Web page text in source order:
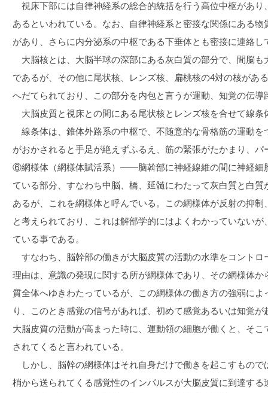
視床下部には自律神経系の総合的統括を行う高位中枢があり
あるといわれている。なお、自律神経系と密接な関係にある
があり、さらに内分泌系の中枢である下垂体とも密接に連絡し
大脳核とは、大脳半球の深部にある灰白質の部分で、間脳も
であるが、その他に尾状核、レンズ核、扁桃核の4対の核があ
へだてられており、この部分を内包と言うが運動、知覚の伝
大脳皮質と視床との間にある尾状核とレンズ核を合せて線条
線条体は、錐体外路系の中枢で、不随意的な骨格筋の運動を
がおかされると手足が絶えずふるえ、筋の緊張がたかまり、
⑥網様体（網様体賦活系）――脑斡部に神経線維の間に神経細
ている部分、すなわち中脳、橋、延髄にわたって灰白質と白
あるが、これを網様体と呼んでいる。この網様体が反射の抑
と考えられており、これは解部学的にはよくわかっていない
ている事である。
すなわち、脳幹部の働きが大脳皮質の活動の水準をコントロ
理由は、意識の発現に関する所が網様体であり、その網様体
質全体へゆきわたっているが、この網様体の働き方の強弱に
り、このとき感覚の信号があれば、初めて感覚あるいは知覚
大脳皮質の活動が高まった時に、運動領の細胞が働くと、そ
されてくると言われている。
しかし、脳幹の網様体はそれ自身だけで働きを起こすもので
梢から送られてくる感覚性のインパルスが大脳皮質に到達す